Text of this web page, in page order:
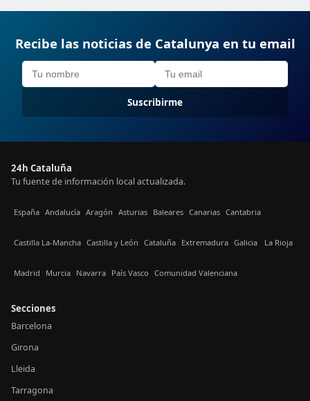
Recibe las noticias de Catalunya en tu email
Suscribirme
24h Cataluña
Tu fuente de información local actualizada.
España Andalucía Aragón Asturias Baleares Canarias Cantabria
Castilla La-Mancha Castilla y León Cataluña Extremadura Galicia La Rioja
Madrid Murcia Navarra País Vasco Comunidad Valenciana
Secciones
Barcelona
Girona
Lleida
Tarragona